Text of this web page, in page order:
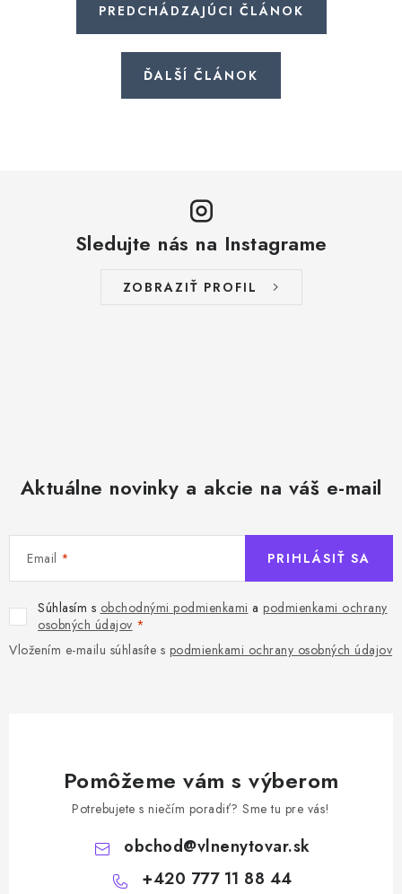
PREDCHÁDZAJÚCI ČLÁNOK
ĎALŠÍ ČLÁNOK
Sledujte nás na Instagrame
ZOBRAZIŤ PROFIL
Aktuálne novinky a akcie na váš e-mail
Email
Súhlasím s obchodnými podmienkami a podmienkami ochrany
osobných údajov
Vložením e-mailu súhlasíte s podmienkami ochrany osobných údajov
PRIHLÁSIŤ SA
Pomôžeme vám s výberom
Potrebujete s niečím poradiť? Sme tu pre vás!
obchod@vlnenytovar.sk
+420 777 11 88 44